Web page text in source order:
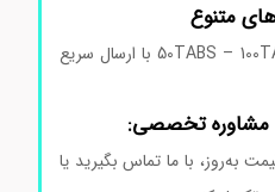
متنوع
باارسالسریع
تخصصی:
به‌روز،باماتماسبگیریدیا